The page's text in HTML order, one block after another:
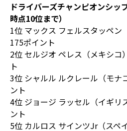
ドライバーズチャンピオンシッ
時点10位まで）
1位 マックス フェルスタッペン
175ポイント
2位 セルジオ ペレス（メキシコ
ト
3位 シャルル ルクレール（モナ
ント
4位 ジョージ ラッセル（イギリ
ント
5位 カルロス サインツJr（スペ